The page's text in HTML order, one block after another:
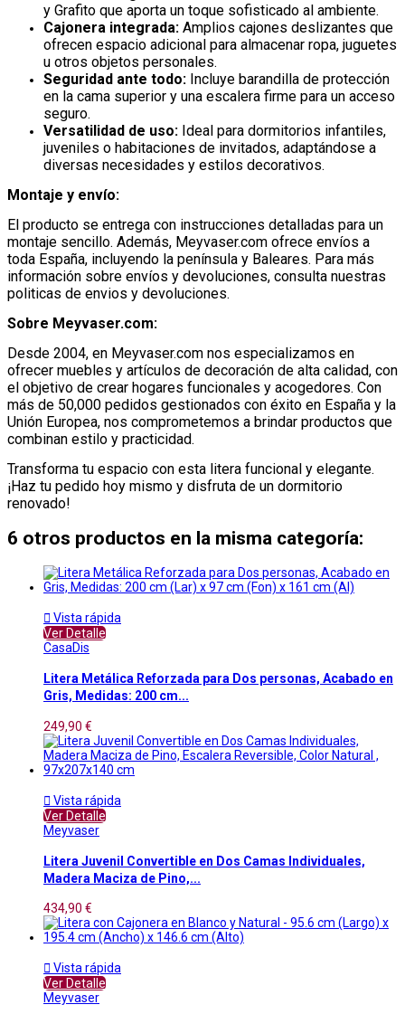
y Grafito que aporta un toque sofisticado al ambiente.
Cajonera integrada: Amplios cajones deslizantes que
ofrecen espacio adicional para almacenar ropa, juguetes
u otros objetos personales.
Seguridad ante todo: Incluye barandilla de protección
en la cama superior y una escalera firme para un acceso
seguro.
Versatilidad de uso: Ideal para dormitorios infantiles,
juveniles o habitaciones de invitados, adaptándose a
diversas necesidades y estilos decorativos.
Montaje y envío:
El producto se entrega con instrucciones detalladas para un
montaje sencillo. Además, Meyvaser.com ofrece envíos a
toda España, incluyendo la península y Baleares. Para más
información sobre envíos y devoluciones, consulta nuestras
politicas de envios y devoluciones.
Sobre Meyvaser.com:
Desde 2004, en Meyvaser.com nos especializamos en
ofrecer muebles y artículos de decoración de alta calidad, con
el objetivo de crear hogares funcionales y acogedores. Con
más de 50,000 pedidos gestionados con éxito en España y la
Unión Europea, nos comprometemos a brindar productos que
combinan estilo y practicidad.
Transforma tu espacio con esta litera funcional y elegante.
¡Haz tu pedido hoy mismo y disfruta de un dormitorio
renovado!​
6 otros productos en la misma categoría:
 Vista rápida
Ver Detalle
CasaDis
Litera Metálica Reforzada para Dos personas, Acabado en
Gris, Medidas: 200 cm...
249,90 €
 Vista rápida
Ver Detalle
Meyvaser
Litera Juvenil Convertible en Dos Camas Individuales,
Madera Maciza de Pino,...
434,90 €
 Vista rápida
Ver Detalle
Meyvaser